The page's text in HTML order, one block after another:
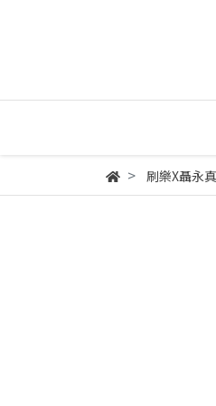
刷樂X聶永